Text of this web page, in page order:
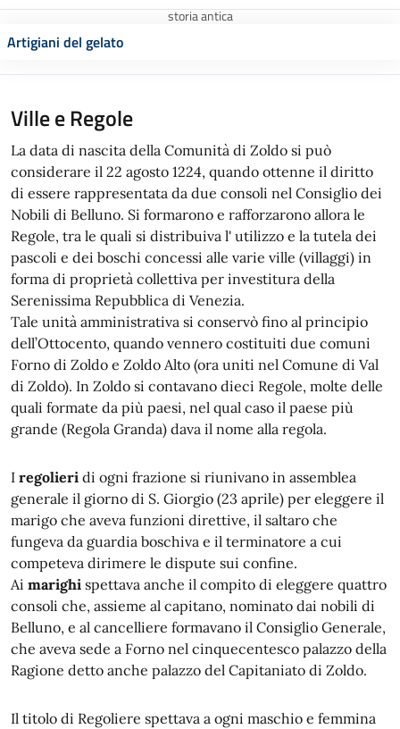
storia antica
Artigiani del gelato
Ville e Regole
La data di nascita della Comunità di Zoldo si può
considerare il 22 agosto 1224, quando ottenne il diritto
di essere rappresentata da due consoli nel Consiglio dei
Nobili di Belluno. Si formarono e rafforzarono allora le
Regole, tra le quali si distribuiva l' utilizzo e la tutela dei
pascoli e dei boschi concessi alle varie ville (villaggi) in
forma di proprietà collettiva per investitura della
Serenissima Repubblica di Venezia.
Tale unità amministrativa si conservò fino al principio
dell’Ottocento, quando vennero costituiti due comuni
Forno di Zoldo e Zoldo Alto (ora uniti nel Comune di Val
di Zoldo). In Zoldo si contavano dieci Regole, molte delle
quali formate da più paesi, nel qual caso il paese più
grande (Regola Granda) dava il nome alla regola.
I regolieri di ogni frazione si riunivano in assemblea
generale il giorno di S. Giorgio (23 aprile) per eleggere il
marigo che aveva funzioni direttive, il saltaro che
fungeva da guardia boschiva e il terminatore a cui
competeva dirimere le dispute sui confine.
Ai marighi spettava anche il compito di eleggere quattro
consoli che, assieme al capitano, nominato dai nobili di
Belluno, e al cancelliere formavano il Consiglio Generale,
che aveva sede a Forno nel cinquecentesco palazzo della
Ragione detto anche palazzo del Capitaniato di Zoldo.
Il titolo di Regoliere spettava a ogni maschio e femmina